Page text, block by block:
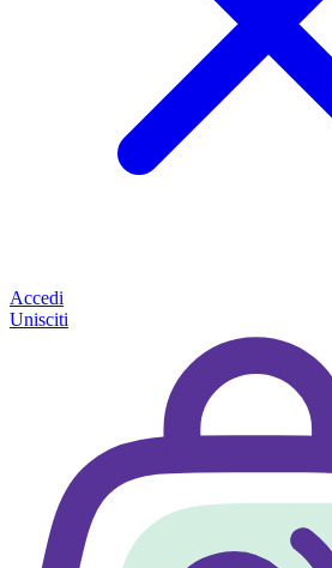
Accedi
Unisciti